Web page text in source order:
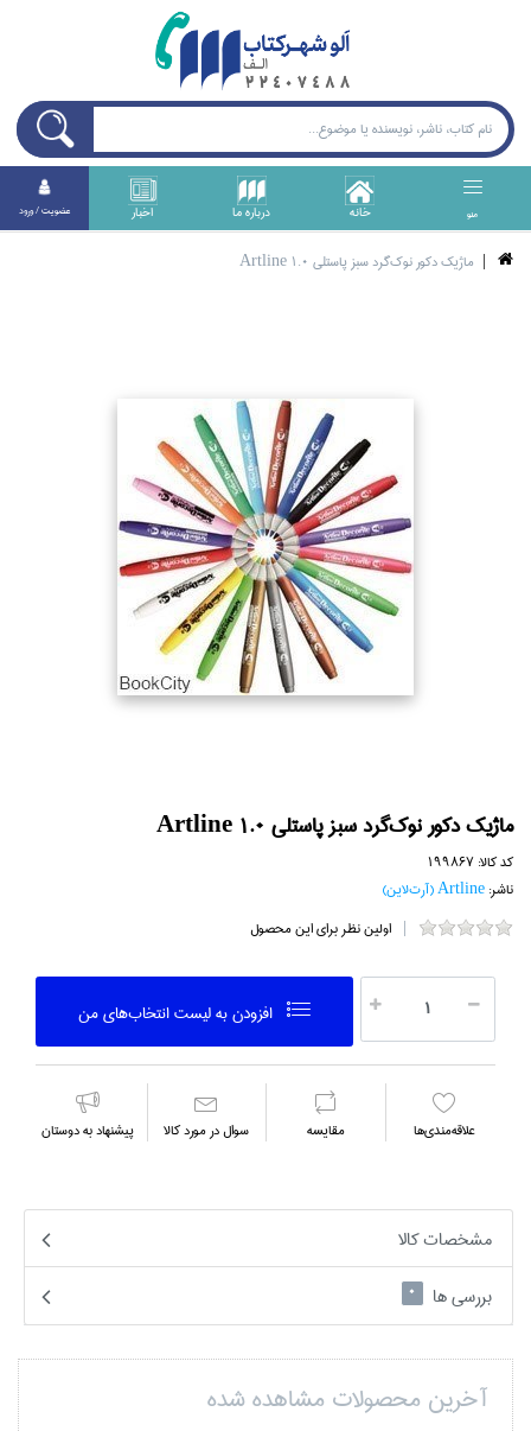
منو خانه درباره ما اخبار عضويت / ورود
ماژيك دكور نوك‌گرد سبز پاستلي Artline 1.0
ماژيك دكور نوك‌گرد سبز پاستلي Artline 1.0
کد کالا:199867
ناشر:Artline (آرت‌لاين)
اولین نظر برای این محصول
افزودن به ليست انتخاب‌هاي من
علاقه‌مندي‌ها مقايسه سوال در مورد كالا پیشنهاد به دوستان
مشخصات کالا
بررسی ها
0
آخرین محصولات مشاهده شده